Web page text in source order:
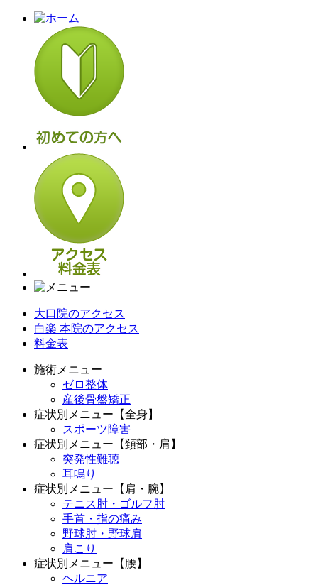
大口院のアクセス
白楽 本院のアクセス
料金表
施術メニュー
ゼロ整体
産後骨盤矯正
症状別メニュー【全身】
スポーツ障害
症状別メニュー【頚部・肩】
突発性難聴
耳鳴り
症状別メニュー【肩・腕】
テニス肘・ゴルフ肘
手首・指の痛み
野球肘・野球肩
肩こり
症状別メニュー【腰】
ヘルニア